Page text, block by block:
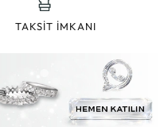
TAKSİT İMKANI